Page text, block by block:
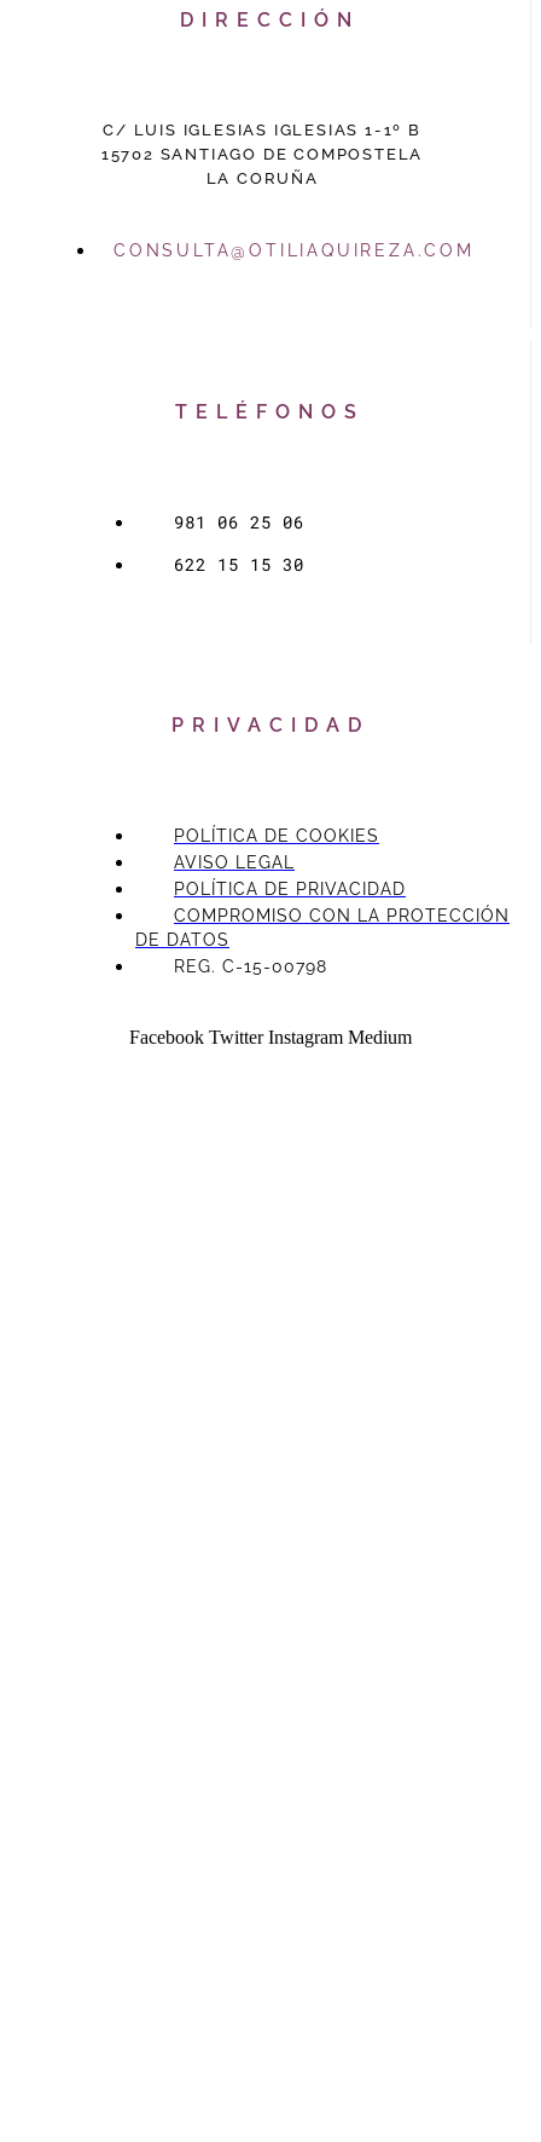
DIRECCIÓN
C/ LUIS IGLESIAS IGLESIAS 1-1º B
15702 SANTIAGO DE COMPOSTELA
LA CORUÑA
CONSULTA@OTILIAQUIREZA.COM
TELÉFONOS
981 06 25 06
622 15 15 30
PRIVACIDAD
POLÍTICA DE COOKIES
AVISO LEGAL
POLÍTICA DE PRIVACIDAD
COMPROMISO CON LA PROTECCIÓN
DE DATOS
REG. C-15-00798
Facebook Twitter Instagram Medium